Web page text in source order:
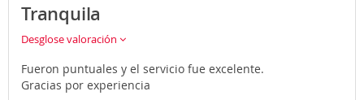
Tranquila
Desglose valoración
Fueron puntuales y el servicio fue excelente.
Gracias por experiencia